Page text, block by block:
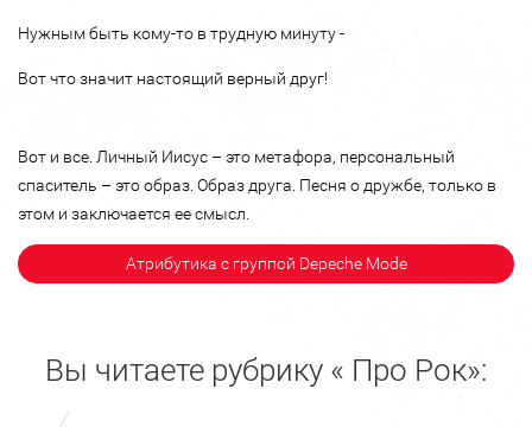
Нужным быть кому-то в трудную минуту -
Вот что значит настоящий верный друг!
Вот и все. Личный Иисус – это метафора, персональный
спаситель – это образ. Образ друга. Песня о дружбе, только в
этом и заключается ее смысл.
Атрибутика с группой Depeche Mode
Вы читаете рубрику « Про Рок»: